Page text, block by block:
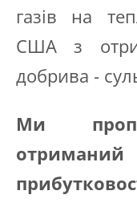
газів на
США з
добрива -
Ми
отриманий